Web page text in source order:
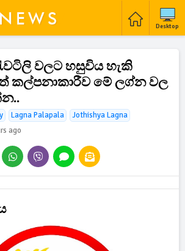
Desktop
වලට හසුවිය හැකි
කල්පනාකාරීව මේ ලග්න වල
Lagna Palapala
Jothishya Lagna
ago